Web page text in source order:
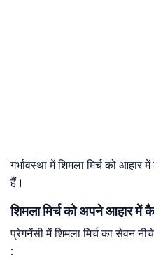
गर्भावस्था में शिमला मिर्च को
हैं।
शिमला मिर्च को अपने आहार
प्रेगनेंसी में शिमला मिर्च का सेवन
: